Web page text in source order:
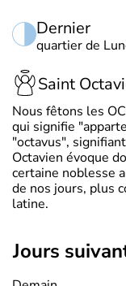
Dernier
quartier de
Saint
Nous fêtons les
qui signifie
"octavus",
Octavien évoque
certaine noblesse
de nos jours, plus
latine.
jours